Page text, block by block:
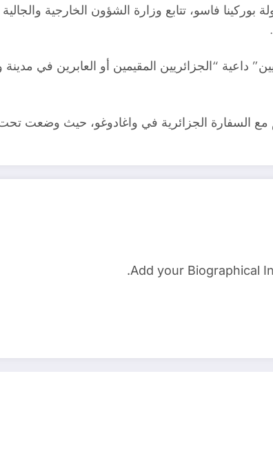
بوركينا فاسو، تتابع وزارة الشؤون الخارجية
داعية “الجزائريين المقيمين أو العابرين في
مع السفارة الجزائرية في واغادوغو، حيث وضعت
Add your Biographical